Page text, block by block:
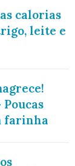
calorias
leite e
farinha